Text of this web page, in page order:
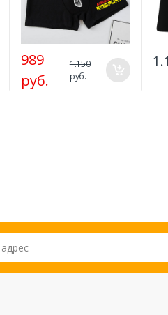
989
руб.
1.150
руб.